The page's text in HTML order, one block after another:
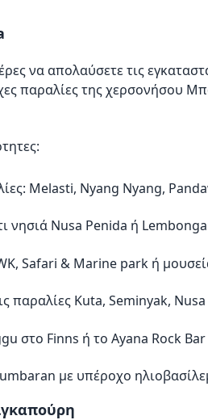
να απολαύσετε τις
παραλίες της χερσονήσου
Melasti, Nyang Nyang,
νησιά Nusa Penida ή
Safari & Marine park ή
παραλίες Kuta, Seminyak,
στο Finns ή το Ayana Rock
με υπέροχο